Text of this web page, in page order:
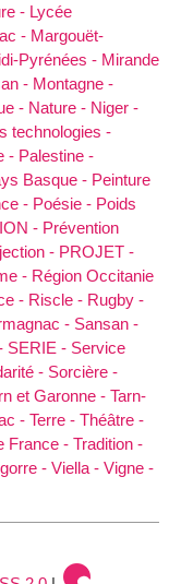
- Lycée
- Margouët-
Pyrénées - Mirande
- Montagne -
- Nature - Niger -
technologies -
- Palestine -
Basque - Peinture
- Poésie - Poids
- Prévention
- PROJET -
- Région Occitanie
- Riscle - Rugby -
- Sansan -
SERIE - Service
- Sorcière -
et Garonne - Tarn-
- Terre - Théâtre -
France - Tradition -
- Viella - Vigne -